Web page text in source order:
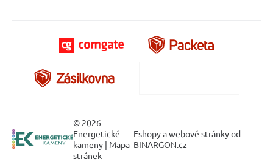
© 2026
Energetické
kameny | Mapa
stránek
Eshopyawebové stránkyod
BINARGON.cz